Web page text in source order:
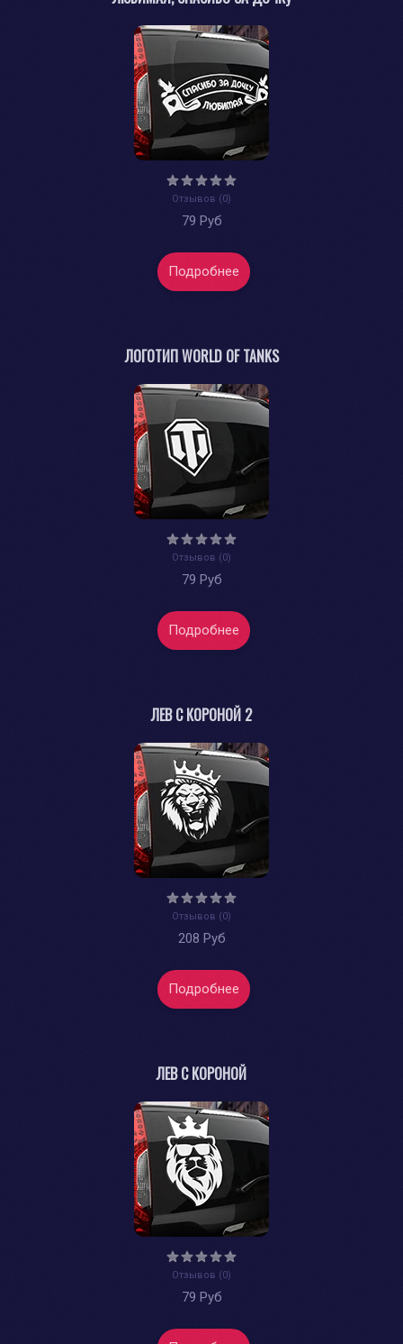
Отзывов (0)
79 Руб
Подробнее
ЛОГОТИП WORLD OF TANKS
Отзывов (0)
79 Руб
Подробнее
ЛЕВ С КОРОНОЙ 2
Отзывов (0)
208 Руб
Подробнее
ЛЕВ С КОРОНОЙ
Отзывов (0)
79 Руб